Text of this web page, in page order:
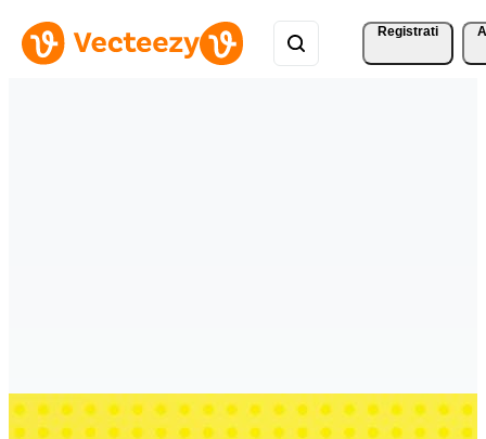
Registrati